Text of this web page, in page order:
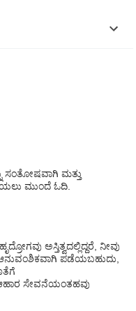
ಸಂತೋಷವಾಗಿ ಮತ್ತು
ಮುಂದೆ ಓದಿ.
ಅಸ್ತಿತ್ವದಲ್ಲಿದ್ದರೆ, ನೀವು
ಪಡೆಯಬಹುದು,
ಸೇವನೆಯಂತಹವು